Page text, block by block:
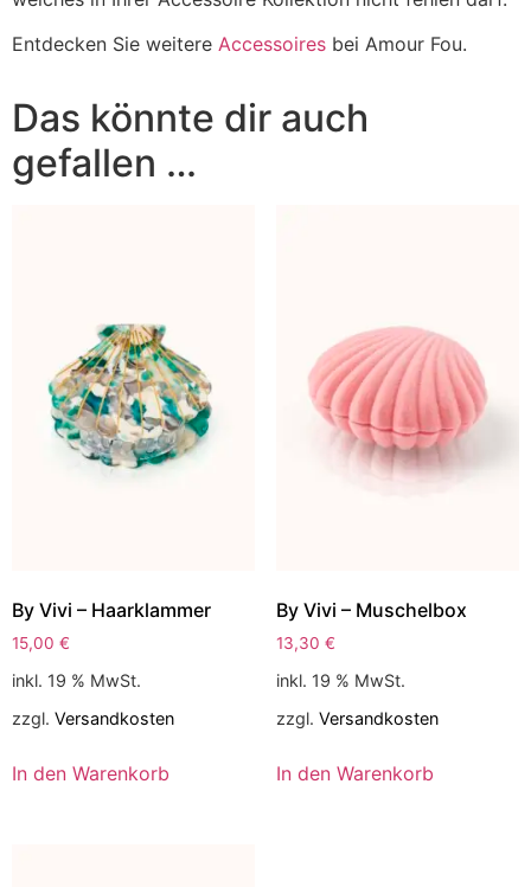
Entdecken Sie weitere Accessoires bei Amour Fou.
Das könnte dir auch
gefallen …
By Vivi – Haarklammer
15,00 €
inkl. 19 % MwSt.
zzgl. Versandkosten
In den Warenkorb
By Vivi – Muschelbox
13,30 €
inkl. 19 % MwSt.
zzgl. Versandkosten
In den Warenkorb